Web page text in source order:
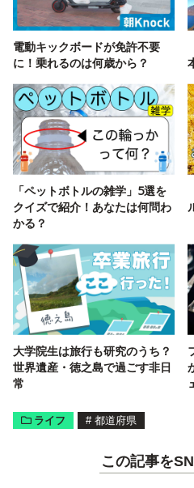
電動キックボードが免許不要
に！乗れるのは何歳から？
「ペットボトルの雑学」5選を
クイズで紹介！あなたは何問わ
かる？
大学院生は旅行も研究のうち？
世界遺産・徳之島で過ごす非日
常
ライフ # 都道府県
この記事を